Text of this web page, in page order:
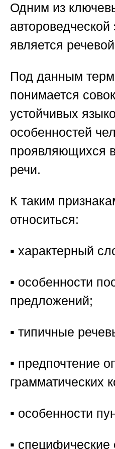
Одним из
автороведческой
является
Под данным
понимается
устойчивых
особенностей
проявляющихся
речи.
К таким
относиться:
▪️ характерный
▪️ особенности
предложений;
▪️ типичные
▪️ предпочтение
грамматических
▪️ особенности
▪️ специфические